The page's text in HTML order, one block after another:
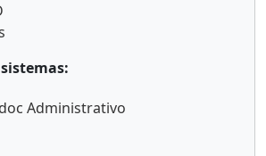
Administrativo